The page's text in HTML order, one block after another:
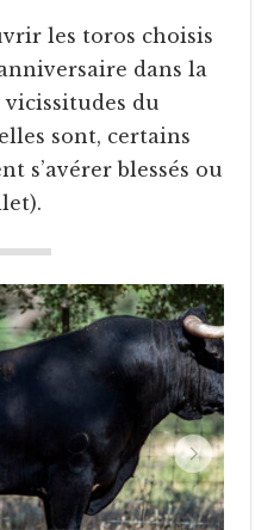
les toros choisis
dans la
du
sont, certains
s’avérer blessés ou